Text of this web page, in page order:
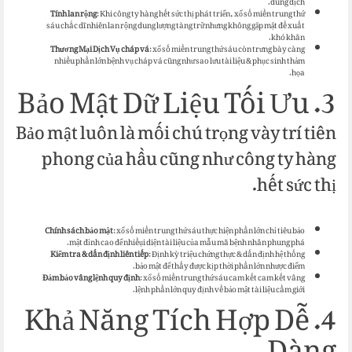
Tính lan rộng: Khi công ty hàng hết sức thị phát triển, xổ số miền trung thứ
sáu chắc dĩ nhiên lan rộng dung lượng tàng trữ nhưng không gặp mặt đề xuất
khó khăn.
Thương Mại Dịch Vụ cháp vá: xổ số miền trung thứ sáu còn trưng bày càng
nhiều phần lớn bệnh vụ cháp vá cũng như sao lưu tài liệu & phục sinh thảm
họa. 3. Bảo Mật Dữ Liệu Tối Ưu
Bảo mật luôn là mối chú trọng vày trí tiên
phong của hầu cũng như công ty hàng
hết sức thị.
Chính sách bảo mật: xổ số miền trung thứ sáu thực hiện phần lớn chỉ tiêu bảo
mật đỉnh cao để nhiềụi diện tài liệu của mẫu mã bệnh nhân phung phá.
Kiểm tra & dấn định liên tiếp: Định kỳ triệu chứng thực & dấn định hệ thống
bảo mật để thấy được kịp thời phần lớn nhược điểm.
Đảm bảo vâng lệnh quy định: xổ số miền trung thứ sáu cam kết cam kết vâng
lệnh phần lớn quy định về bảo mật tài liệu cầm giới.
4. Khả Năng Tích Hợp Dễ